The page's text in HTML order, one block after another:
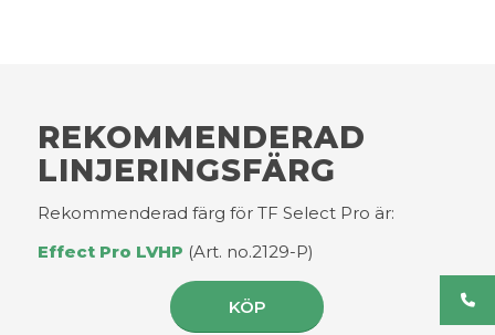
REKOMMENDERAD
LINJERINGSFÄRG
Rekommenderad färg för TF Select Pro är:
Effect Pro LVHP (Art. no.2129-P)
KÖP